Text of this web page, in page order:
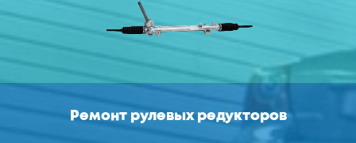
Ремонт рулевых редукторов